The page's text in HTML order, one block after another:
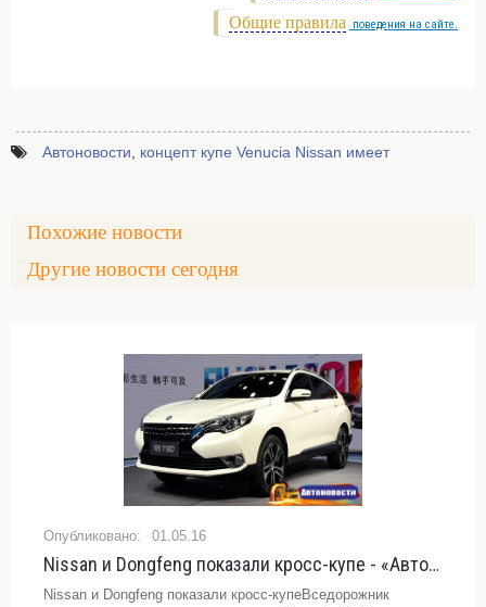
Общие правила поведения на сайте.
Автоновости концепт купе Venucia Nissan имеет
Похожие новости
Другие новости сегодня
01.05.16
Nissan и Dongfeng показали кросс-купе - «Автоновости»
Nissan и Dongfeng показали кросс-купеВседорожник